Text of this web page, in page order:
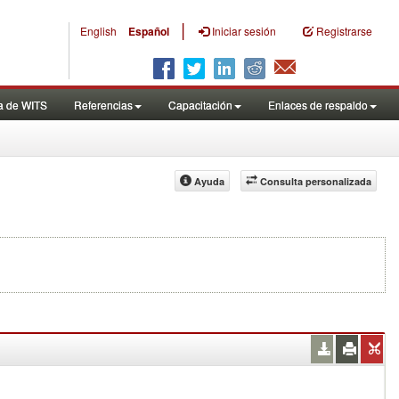
English Español | Iniciar sesión Registrarse
de WITS Referencias Capacitación Enlaces de respaldo
Consulta personalizada
Ayuda